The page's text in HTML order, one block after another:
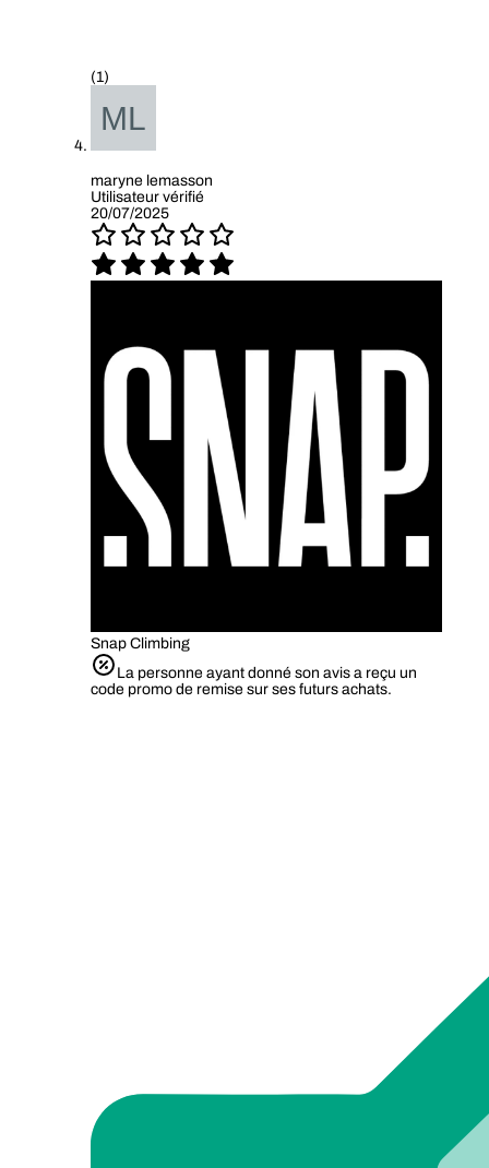
(1)
maryne lemasson
Utilisateur vérifié
20/07/2025
Snap Climbing
La personne ayant donné son avis a reçu un
code promo de remise sur ses futurs achats.